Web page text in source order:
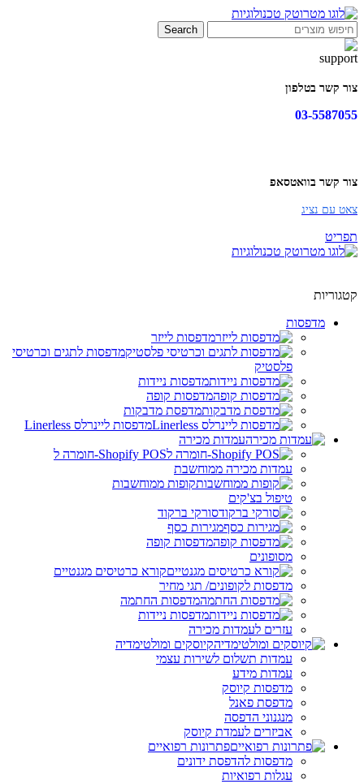
Search
צור קשר בטלפון
03-5587055
צור קשר בוואטסאפ
צאט עם נציג
תפריט
קטגוריות
מדפסות
מדפסות לייזר
מדפסות לתגים וכרטיסי
פלסטיק
מדפסות ניידות
מדפסות קופה
מדפסת מדבקות
מדפסות ליינרלס Linerless
עמדות מכירה
Shopify POS-חומרה ל
עמדות מכירה ממוחשבת
קופות ממוחשבות
טיפול בצ'קים
סורקי ברקוד
מגירות כסף
מדפסות קופה
מסופונים
קורא כרטיסים מגנטיים
מדפסות לקופונים/ תגי מחיר
מדפסות החתמה
מדפסות ניידות
עזרים לעמדות מכירה
קיוסקים ומולטימדיה
עמדות תשלום לשירות עצמי
עמדות מידע
מדפסות קיוסק
מדפסת פאנל
מנגנוני הדפסה
אביזרים לעמדת קיוסק
פתרונות רפואיים
מדפסות להדפסת ידונים
עגלות רפואיות